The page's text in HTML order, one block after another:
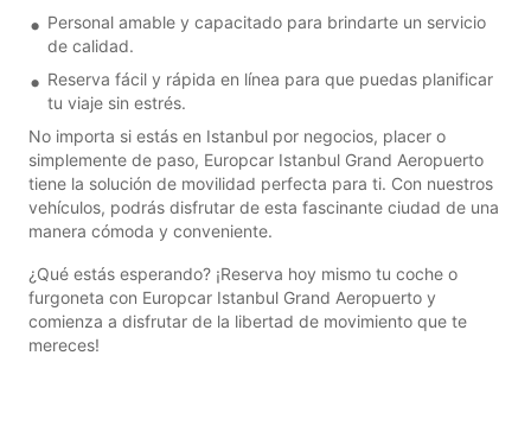
Personal amable y capacitado para brindarte un servicio
de calidad.
Reserva fácil y rápida en línea para que puedas planificar
tu viaje sin estrés.
No importa si estás en Istanbul por negocios, placer o
simplemente de paso, Europcar Istanbul Grand Aeropuerto
tiene la solución de movilidad perfecta para ti. Con nuestros
vehículos, podrás disfrutar de esta fascinante ciudad de una
manera cómoda y conveniente.
¿Qué estás esperando? ¡Reserva hoy mismo tu coche o
furgoneta con Europcar Istanbul Grand Aeropuerto y
comienza a disfrutar de la libertad de movimiento que te
mereces!